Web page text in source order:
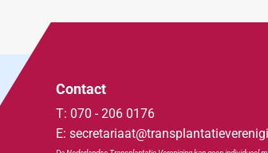
Contact
T: 070 - 206 0176
E: